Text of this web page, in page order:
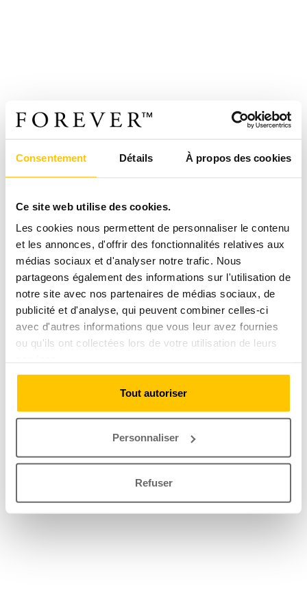
Consentement Détails À propos des cookies
Ce site web utilise des cookies.
Les cookies nous permettent de personnaliser le contenu
et les annonces, d'offrir des fonctionnalités relatives aux
médias sociaux et d'analyser notre trafic. Nous
partageons également des informations sur l'utilisation de
notre site avec nos partenaires de médias sociaux, de
publicité et d'analyse, qui peuvent combiner celles-ci
avec d'autres informations que vous leur avez fournies
ou qu'ils ont collectées lors de votre utilisation de leurs
Tout autoriser
Personnaliser
Refuser